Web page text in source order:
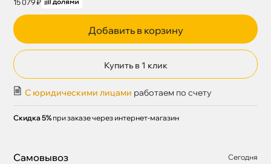
15 079 ₽
Добавить в корзину
Купить в 1 клик
С юридическими лицами работаем по счету
Скидка 5% при заказе через интернет-магазин
Самовывоз
Сегодня